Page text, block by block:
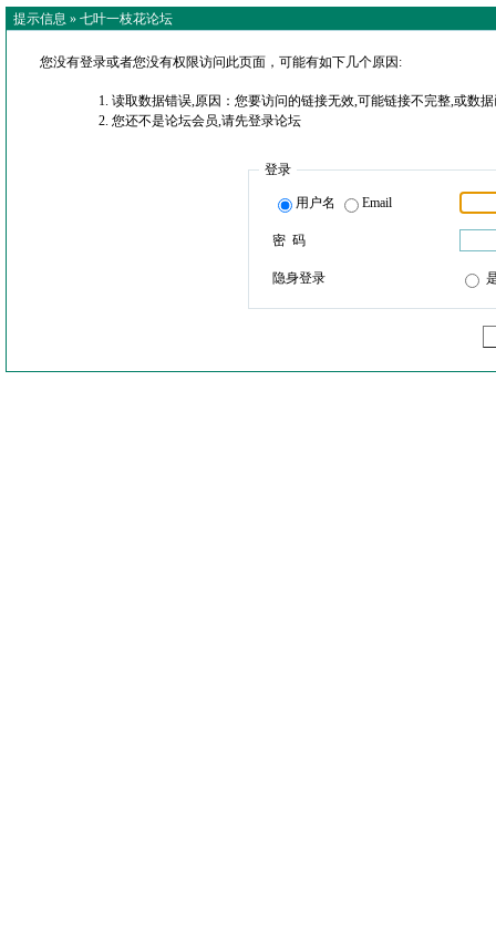
提示信息 » 七叶一枝花论坛
您没有登录或者您没有权限访问此页面，可能有如下几个原因:
读取数据错误,原因：您要访问的链接无效,可能链接不完整,或数
您还不是论坛会员,请先登录论坛
登录
用户名 Email
密 码
隐身登录